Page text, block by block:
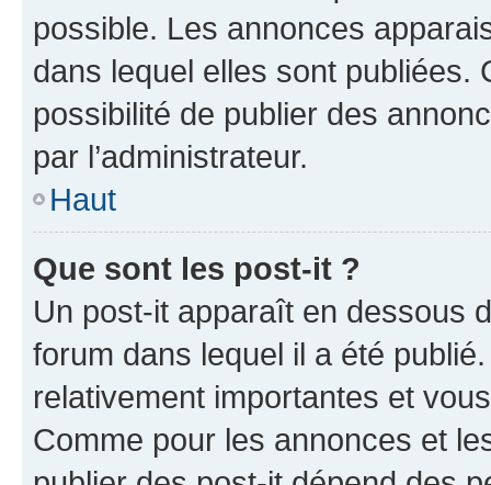
possible. Les annonces
dans lequel elles sont publiées.
possibilité de publier des
par l’administrateur.
Haut
Que sont les post-it ?
Un post-it apparaît en dessous
forum dans lequel il a été
relativement importantes et
Comme pour les annonces et